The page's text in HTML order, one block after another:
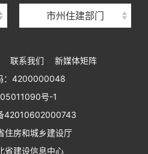
额管理总站 市州住建部门
联系我们
新媒体矩阵
：4200000048
号-1
42010602000743
住房和城乡建设厅
省建设信息中心